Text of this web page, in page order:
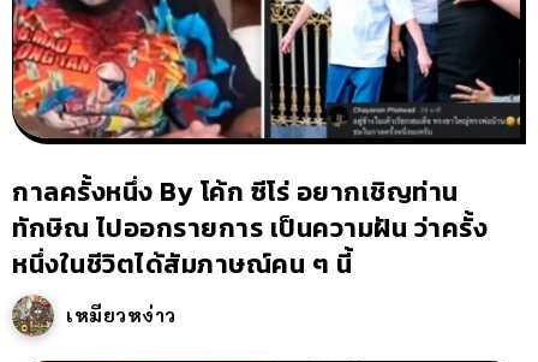
กาลครั้งหนึ่ง By โค้ก ซีโร่ อยากเชิญท่าน
ทักษิณ ไปออกรายการ เป็นความฝัน ว่าครั้ง
หนึ่งในชีวิตได้สัมภาษณ์คน ๆ นี้
เหมียวหง่าว